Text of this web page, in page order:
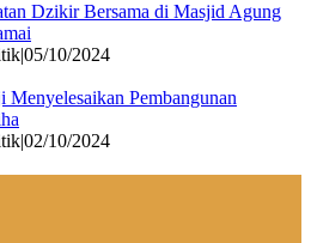
Dzikir Bersama di Masjid Agung
|05/10/2024
Pembangunan
|02/10/2024